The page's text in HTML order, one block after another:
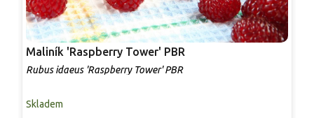
Maliník 'Raspberry Tower' PBR
Rubus idaeus 'Raspberry Tower' PBR
Skladem